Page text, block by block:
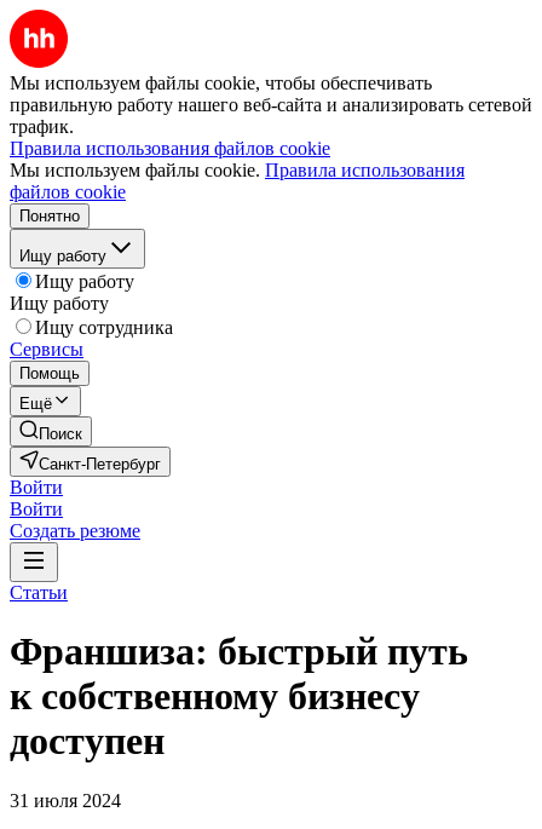
Мы используем файлы cookie, чтобы обеспечивать
правильную работу нашего веб-сайта и анализировать сетевой
трафик.
Правила использования файлов cookie
Мы используем файлы cookie. Правила использования
файлов cookie
Понятно
Ищу работу
Ищу работу
Ищу работу
Ищу сотрудника
Сервисы
Помощь
Ещё
Поиск
Санкт-Петербург
Войти
Войти
Создать резюме
Статьи
Франшиза: быстрый путь
к собственному бизнесу
доступен
31 июля 2024